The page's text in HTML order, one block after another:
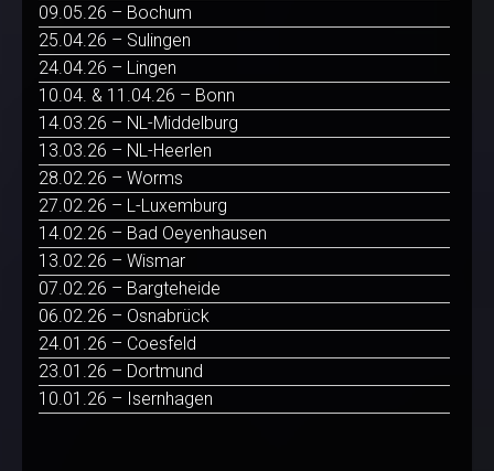
09.05.26 – Bochum
25.04.26 – Sulingen
24.04.26 – Lingen
10.04. & 11.04.26 – Bonn
14.03.26 – NL-Middelburg
13.03.26 – NL-Heerlen
28.02.26 – Worms
27.02.26 – L-Luxemburg
14.02.26 – Bad Oeyenhausen
13.02.26 – Wismar
07.02.26 – Bargteheide
06.02.26 – Osnabrück
24.01.26 – Coesfeld
23.01.26 – Dortmund
10.01.26 – Isernhagen